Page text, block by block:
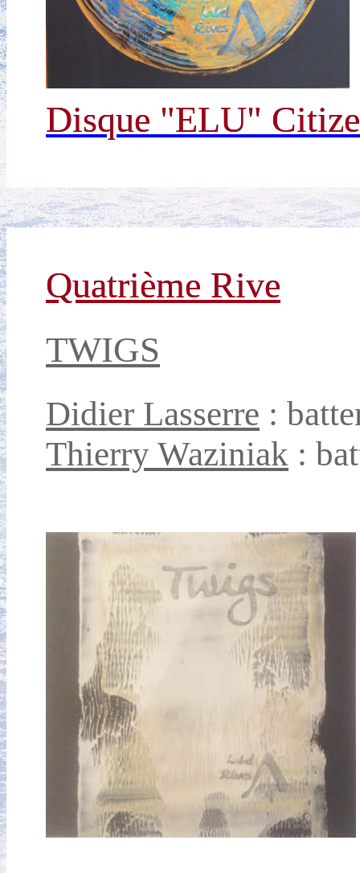
Disque "ELU"
Quatrième Rive
TWIGS
Didier Lasserre :
Thierry Waziniak :